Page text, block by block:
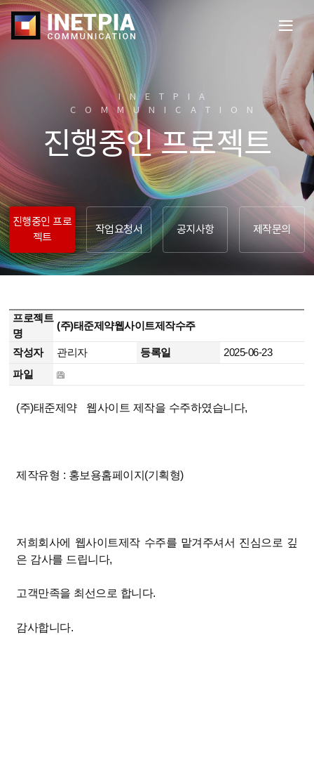
INETPIA
COMMUNICATION​
진행중인 프로젝트
진행중인 프로
젝트
작업요청서 공지사항 제작문의
프로젝트
명
(주)태준제약웹사이트제작수주
작성자 관리자 등록일
2025-06-23
파일
(주)태준제약 웹사이트 제작을 수주하였습니다,
제작유형 : 홍보용홈페이지(기획형)
저희회사에 웹사이트제작 수주를 맡겨주셔서 진심으로 깊
은 감사를 드립니다,
고객만족을 최선으로 합니다.
감사합니다.
전
뉴
열
기